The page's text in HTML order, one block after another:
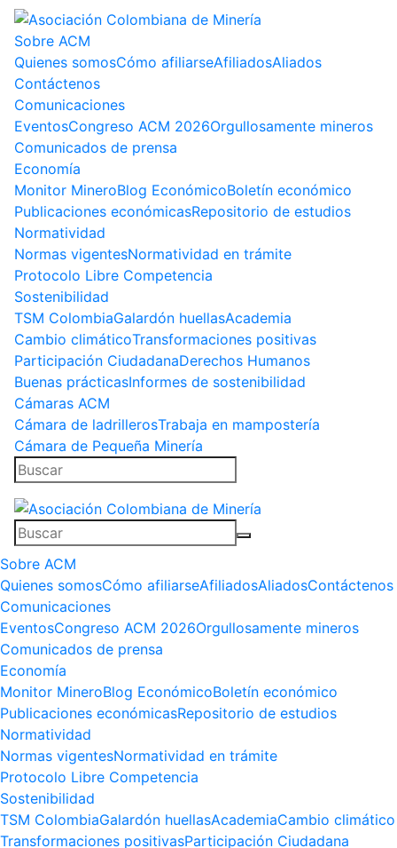
Sobre ACM
Quienes somosCómo afiliarseAfiliadosAliados
Contáctenos
Comunicaciones
EventosCongreso ACM 2026Orgullosamente mineros
Comunicados de prensa
Economía
Monitor MineroBlog EconómicoBoletín económico
Publicaciones económicasRepositorio de estudios
Normatividad
Normas vigentesNormatividad en trámite
Protocolo Libre Competencia
Sostenibilidad
TSM ColombiaGalardón huellasAcademia
Cambio climáticoTransformaciones positivas
Participación CiudadanaDerechos Humanos
Buenas prácticasInformes de sostenibilidad
Cámaras ACM
Cámara de ladrillerosTrabaja en mampostería
Cámara de Pequeña Minería
Sobre ACM
Quienes somosCómo afiliarseAfiliadosAliadosContáctenos
Comunicaciones
EventosCongreso ACM 2026Orgullosamente mineros
Comunicados de prensa
Economía
Monitor MineroBlog EconómicoBoletín económico
Publicaciones económicasRepositorio de estudios
Normatividad
Normas vigentesNormatividad en trámite
Protocolo Libre Competencia
Sostenibilidad
TSM ColombiaGalardón huellasAcademiaCambio climático
Transformaciones positivasParticipación Ciudadana